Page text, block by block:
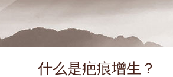
什么是疤痕增生？